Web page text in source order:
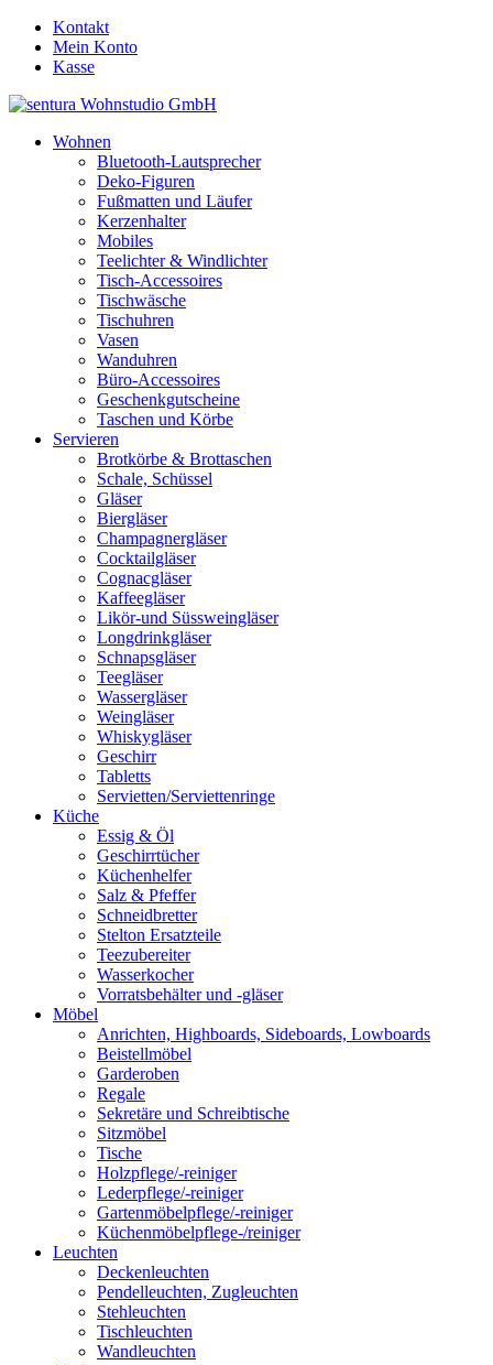
Kontakt
Mein Konto
Kasse
Wohnen
Bluetooth-Lautsprecher
Deko-Figuren
Fußmatten und Läufer
Kerzenhalter
Mobiles
Teelichter & Windlichter
Tisch-Accessoires
Tischwäsche
Tischuhren
Vasen
Wanduhren
Büro-Accessoires
Geschenkgutscheine
Taschen und Körbe
Servieren
Brotkörbe & Brottaschen
Schale, Schüssel
Gläser
Biergläser
Champagnergläser
Cocktailgläser
Cognacgläser
Kaffeegläser
Likör-und Süssweingläser
Longdrinkgläser
Schnapsgläser
Teegläser
Wassergläser
Weingläser
Whiskygläser
Geschirr
Tabletts
Servietten/Serviettenringe
Küche
Essig & Öl
Geschirrtücher
Küchenhelfer
Salz & Pfeffer
Schneidbretter
Stelton Ersatzteile
Teezubereiter
Wasserkocher
Vorratsbehälter und -gläser
Möbel
Anrichten, Highboards, Sideboards, Lowboards
Beistellmöbel
Garderoben
Regale
Sekretäre und Schreibtische
Sitzmöbel
Tische
Holzpflege/-reiniger
Lederpflege/-reiniger
Gartenmöbelpflege/-reiniger
Küchenmöbelpflege-/reiniger
Leuchten
Deckenleuchten
Pendelleuchten, Zugleuchten
Stehleuchten
Tischleuchten
Wandleuchten